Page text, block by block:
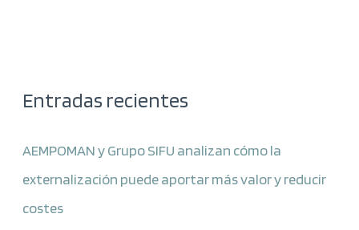
Entradas recientes
AEMPOMAN y Grupo SIFU analizan cómo la
externalización puede aportar más valor y reducir
costes